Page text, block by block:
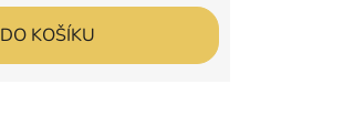
DO KOŠÍKU